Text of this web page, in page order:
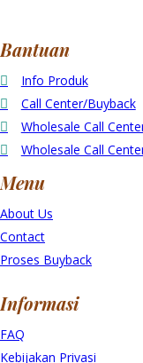
Bantuan
Info Produk
Call Center/Buyback
Wholesale Call
Wholesale Call
Menu
About Us
Contact
Proses Buyback
Informasi
FAQ
Kebijakan Privasi